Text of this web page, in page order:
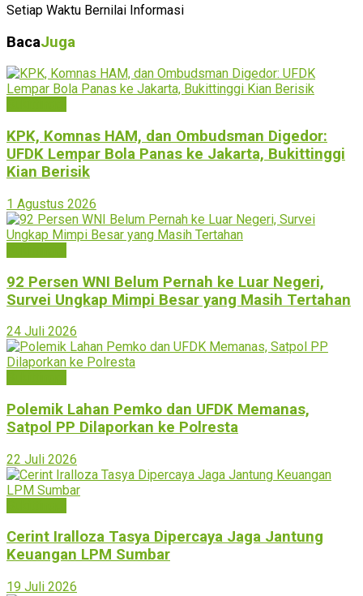
Setiap Waktu Bernilai Informasi
BacaJuga
KPK, Komnas HAM, dan Ombudsman Digedor:
UFDK Lempar Bola Panas ke Jakarta, Bukittinggi
Kian Berisik
1 Agustus 2026
92 Persen WNI Belum Pernah ke Luar Negeri,
Survei Ungkap Mimpi Besar yang Masih Tertahan
24 Juli 2026
Polemik Lahan Pemko dan UFDK Memanas,
Satpol PP Dilaporkan ke Polresta
22 Juli 2026
Cerint Iralloza Tasya Dipercaya Jaga Jantung
Keuangan LPM Sumbar
19 Juli 2026